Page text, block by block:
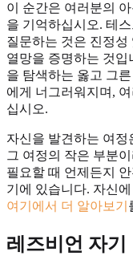
이 순간은 여러분의
을 기억하십시오. 테
질문하는 것은 진정성
열망을 증명하는 것입
을 탐색하는 옳고 그
에게 너그러워지며,
십시오.
자신을 발견하는 여
그 여정의 작은 부분
필요할 때 언제든지
기에 있습니다. 자신
여기에서 더 알아보기
레즈비언 자기